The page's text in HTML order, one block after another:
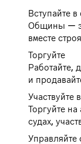
Вступайте
Общины —
вместе
Торгуйте
Работайте,
и
Участвуйте
Торгуйте
судах,
Управляйте